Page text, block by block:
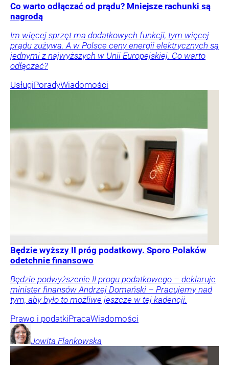
Co warto odłączać od prądu? Mniejsze rachunki są
nagrodą
Im więcej sprzęt ma dodatkowych funkcji, tym więcej
prądu zużywa. A w Polsce ceny energii elektrycznych są
jednymi z najwyższych w Unii Europejskiej. Co warto
odłączać?
UsługiPoradyWiadomości
Będzie wyższy II próg podatkowy. Sporo Polaków
odetchnie finansowo
Będzie podwyższenie II progu podatkowego – deklaruje
minister finansów Andrzej Domański – Pracujemy nad
tym, aby było to możliwe jeszcze w tej kadencji.
Prawo i podatkiPracaWiadomości
Jowita Flankowska